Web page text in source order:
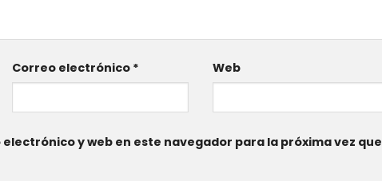
Correo electrónico * Web
y web en este navegador para la próxima vez que